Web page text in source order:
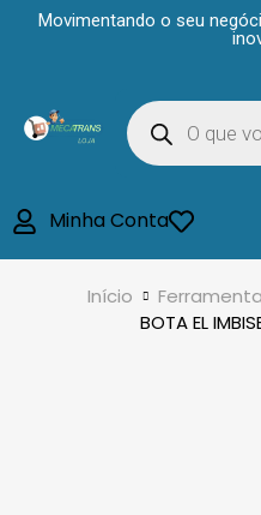
Movimentando o seu
Minha Conta
Início
BOTA EL